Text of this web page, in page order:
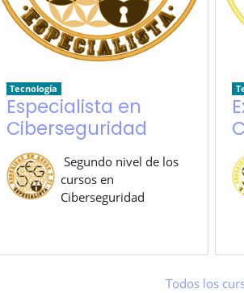
Tecnología
Especialista en
Ciberseguridad
Segundo nivel de los
cursos en
Ciberseguridad
Todos los